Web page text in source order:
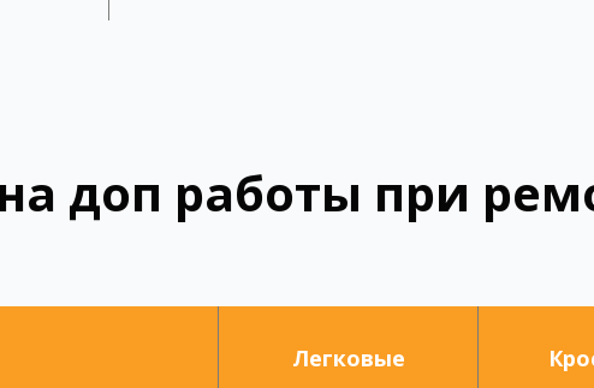
доп работы при
Легковые